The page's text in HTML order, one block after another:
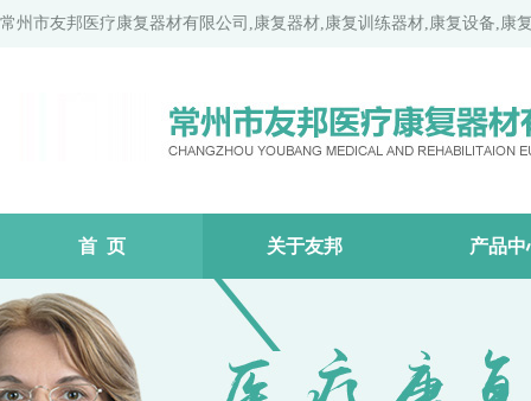
常州市友邦医疗康复器材有限公司,康复器材,康复训练器材,康复设备,康
首 页 关于友邦 产品中